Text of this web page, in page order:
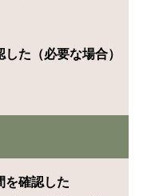
た（必要な場合）
を確認した